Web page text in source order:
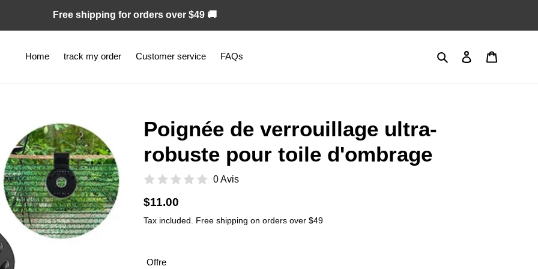
Free shipping for orders over $49 🚚
Home track my order Customer service FAQs Search Log in
Poignée de verrouillage ultra-
robuste pour toile d'ombrage
0 Avis
Regular
price
$11.00
Tax included. Free shipping on orders over $49
Offre